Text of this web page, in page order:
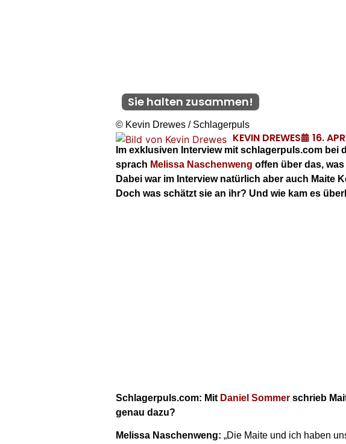
Sie halten zusammen!
© Kevin Drewes / Schlagerpuls
KEVIN DREWES 16.
Im exklusiven Interview mit schlagerpuls.com
sprach Melissa Naschenweng offen über das,
Dabei war im Interview natürlich aber auch Maite
Doch was schätzt sie an ihr? Und wie kam es
Schlagerpuls.com: Mit Daniel Sommer schrieb
genau dazu?
Melissa Naschenweng: „Die Maite und ich haben